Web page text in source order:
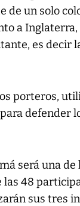
de un solo
a
es decir
porteros,
defender
será una de
las 48
sus tres